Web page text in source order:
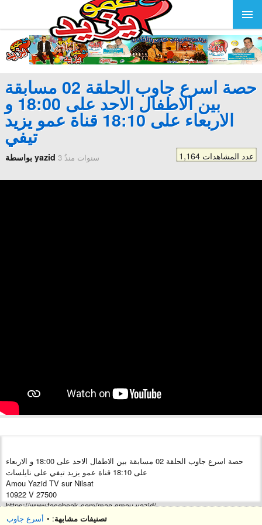
حصة اسرع جاوب الحلقة 02 مسابقة
بين الاطفال الاحد على 18:00 و
الاربعاء على 18:10 قناة عمو يزيد
تيفي
بواسطة yazid 3 سنوات منذُ 1,164 عدد المشاهدات
حصة اسرع جاوب الحلقة 02 مسابقة بين الاطفال الاحد على 18:00 و الاربعاء
على 18:10 قناة عمو يزيد تيفي على نايلسات
Amou Yazid TV sur Nilsat
10922 V 27500
https://www.facebook.com/maa.amou.yazid/
https://www.youtube.com/channel/UChjS...
تصنيفات مشابهة: • أسرع جاوب